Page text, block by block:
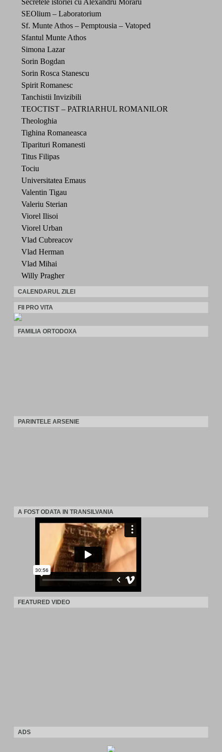
Secretele istoriei cu Alexandru Moraru
SEOlium – Laboratorium
Sf. Munte Athos – Pemptousia – Vatoped
Sfantul Munte Athos
Simona Lazar
Sorin Bogdan
Sorin Rosca Stanescu
Spirit Romanesc
Tanchistii Invizibili
TEOCTIST – PATRIARHUL ROMANILOR
Theologhia
Tighina Romaneasca
Tiparituri Romanesti
Titus Filipas
Tociu
Universitatea Emaus
Valentin Tigau
Valeriu Sterian
Viorel Ilisoi
Viorel Urban
Vlad Cubreacov
Vlad Herman
Vlad Mihai
Willy Pragher
CALENDARUL ZILEI
FII PRO VITA
FAMILIA ORTODOXA
PARINTELE ARSENIE
A FOST ODATA IN TRANSILVANIA
FEATURED VIDEO
ADS